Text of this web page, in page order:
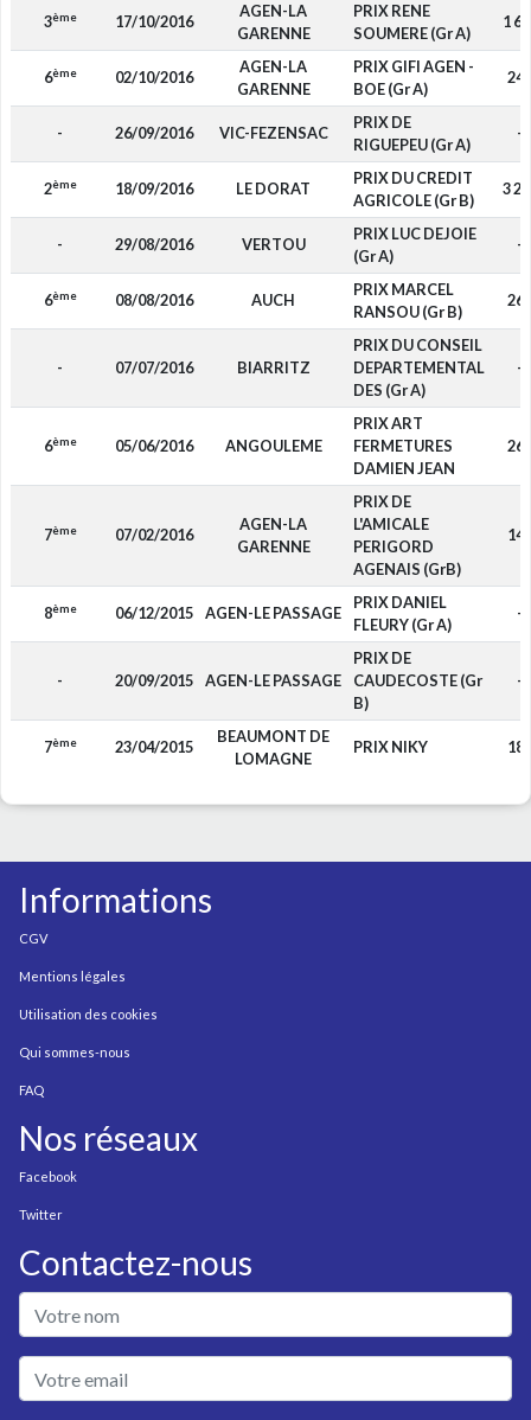
3ème 17/10/2016
AGEN-LA
GARENNE
PRIX RENE
SOUMERE (Gr A)
1
6ème 02/10/2016
AGEN-LA
GARENNE
PRIX GIFI AGEN -
BOE (Gr A)
240
- 26/09/2016 VIC-FEZENSAC
PRIX DE
RIGUEPEU (Gr A)
-
2ème 18/09/2016 LE DORAT
PRIX DU CREDIT
AGRICOLE (Gr B)
3
- 29/08/2016 VERTOU
PRIX LUC DEJOIE
(Gr A)
-
6ème 08/08/2016 AUCH
PRIX MARCEL
RANSOU (Gr B)
260
- 07/07/2016 BIARRITZ
PRIX DU CONSEIL
DEPARTEMENTAL
DES (Gr A)
-
6ème 05/06/2016 ANGOULEME
PRIX ART
FERMETURES
DAMIEN JEAN
260
7ème 07/02/2016
AGEN-LA
GARENNE
PRIX DE
L'AMICALE
PERIGORD
AGENAIS (GrB)
140
8ème 06/12/2015 AGEN-LE PASSAGE
PRIX DANIEL
FLEURY (Gr A)
-
- 20/09/2015 AGEN-LE PASSAGE
PRIX DE
CAUDECOSTE (Gr
B)
-
7ème 23/04/2015
BEAUMONT DE
LOMAGNE
PRIX NIKY 180
Informations
CGV
Mentions légales
Utilisation des cookies
Qui sommes-nous
FAQ
Nos réseaux
Facebook
Twitter
Contactez-nous